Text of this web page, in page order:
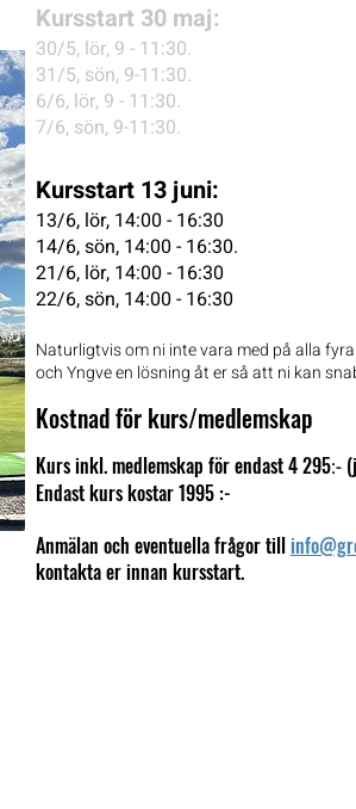
Kursstart 30 maj:
30/5, lör, 9 - 11:30.
31/5, sön, 9-11:30.
6/6, lör, 9 - 11:30.
7/6, sön, 9-11:30.
Kursstart 13 juni:
13/6, lör, 14:00 - 16:30
14/6, sön, 14:00 - 16:30.
21/6, lör, 14:00 - 16:30
22/6, sön, 14:00 - 16:30
Naturligtvis om ni inte vara med på alla
och Yngve en lösning åt er så att ni kan
Kostnad för kurs/medlemskap
Kurs inkl. medlemskap för endast 4 295:-
Endast kurs kostar 1995 :-
Anmälan och eventuella frågor till
kontakta er innan kursstart.